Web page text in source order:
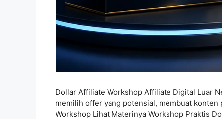
Dollar Affiliate Workshop Affiliate Digital Luar
memilih offer yang potensial, membuat konten
Workshop Lihat Materinya Workshop Praktis